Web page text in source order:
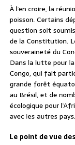
À l’en croire, la
poisson. Certains
question soit
de la Constitution.
souveraineté du
Dans la lutte pour
Congo, qui fait
grande forêt
au Brésil, et de
écologique pour
avec les autres pays.
Le point de vue